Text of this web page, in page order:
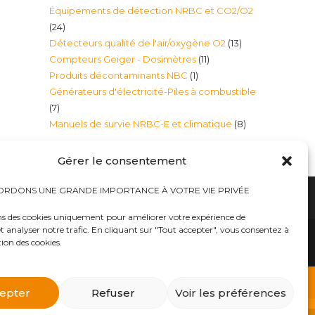
Gérer le consentement
UNE GRANDE IMPORTANCE À VOTRE VIE PRIVÉE
des cookies uniquement pour améliorer votre expérience de
analyser notre trafic. En cliquant sur "Tout accepter", vous consentez à
des cookies.
Refuser Voir les préférences
NRBC (masques à gaz, combinaison et
etc..») dans notre E-BOUTIQUE NRBC-E.
produits
Équipements de détection NRBC et CO2/O2
2424
produits
Détecteurs qualité de l'air/oxygène O2 1313
Compteurs Geiger - Dosimètres 1111
Produits décontaminants NBC 11
produit
Générateurs d'électricité-Piles à combustible
77
produits
Manuels de survie NRBC-E et climatique 88
Bureaux tables bunkers NRBC-E
médicales
électromagnétique
Masques à gaz
Équipements accessoires Militaires Police Sécurité
de protection NBC Personnelle
et Alpiniste
Traitement d’eau – Purificateurs eau et filtres
Générateurs d’électricité-Piles à combustible